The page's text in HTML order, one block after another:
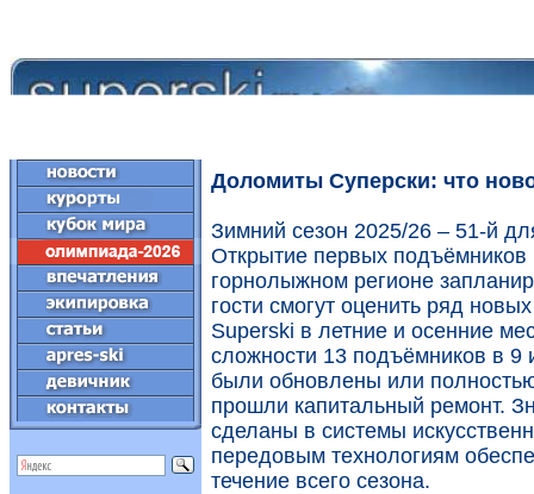
Доломиты Суперски: что
Зимний сезон 2025/26 – 51-й
Открытие первых
горнолыжном регионе
гости смогут оценить ряд
Superski в летние и осенние
сложности 13 подъёмников в 9
были обновлены или
прошли капитальный ремонт.
сделаны в системы
передовым технологиям
течение всего сезона.